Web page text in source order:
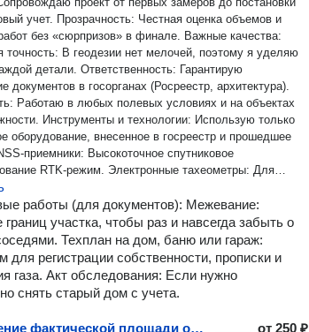
учет. Прозрачность: Честная оценка объемов и
без «сюрпризов» в финале. Важные качества:
точность: В геодезии нет мелочей, поэтому я уделяю
детали. Ответственность: Гарантирую
документов в госорганах (Росреестр, архитектура).
Работаю в любых полевых условиях и на объектах
Использую только
оборудование, внесенное в госреестр и прошедшее
приемники: Высокоточное спутниковое
RTK-режим. Электронные тахеометры: Для
миллиметровой точности. Трассоискатели:
обнаружение скрытых подземных
ПО: Обработка данных в AutoCAD, Civil 3D и
кадастровых программах. Услуги и опыт: За
сотни выполненных объектов — от частных
до крупных строительных площадок.
работы (для документов): Межевание:
границ участка, чтобы раз и навсегда забыть о
Техплан на дом, баню или гараж:
для регистрации собственности, прописки и
газа. Акт обследования: Если нужно
снять старый дом с учета.
Определение фактической площади объекта от250 ₽